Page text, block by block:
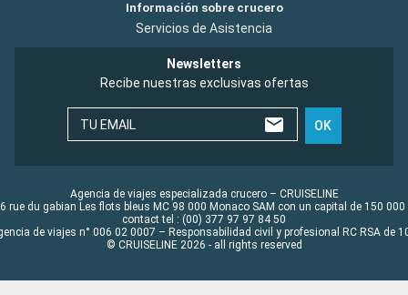
Información sobre crucero
Servicios de Asistencia
Newsletters
Recibe nuestras exclusivas ofertas
TU EMAIL OK
Agencia de viajes especializada crucero – CRUISELINE
rue du gabian Les flots bleus MC 98 000 Monaco SAM con un capital de 150 000
contact tel : (00) 377 97 97 84 50
de viajes n° 006 02 0007 – Responsabilidad civil y profesional RC RSA de
© CRUISELINE 2026 - all rights reserved